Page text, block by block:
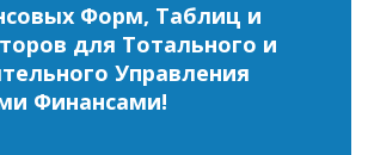
Форм, Таблиц и
для Тотального и
Управления
Финансами!